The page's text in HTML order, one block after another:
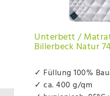
Unterbett /
Billerbeck Natur
✓ Füllung 100%
✓ ca. 400 g/qm